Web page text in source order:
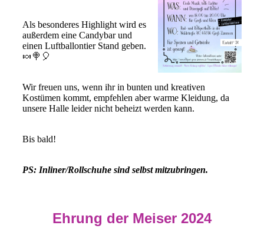
Als besonderes Highlight wird es
außerdem eine Candybar und
einen Luftballontier Stand geben.
🍬🍭🎈
Wir freuen uns, wenn ihr in bunten und kreativen
Kostümen kommt, empfehlen aber warme Kleidung, da
unsere Halle leider nicht beheizt werden kann.
Bis bald!
PS: Inliner/Rollschuhe sind selbst mitzubringen.
Ehrung der Meiser 2024